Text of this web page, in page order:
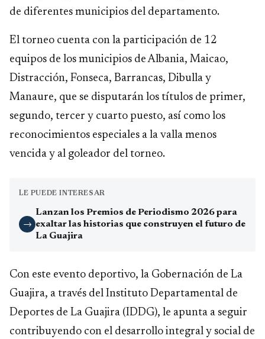
de diferentes municipios del departamento.
El torneo cuenta con la participación de 12
equipos de los municipios de Albania, Maicao,
Distracción, Fonseca, Barrancas, Dibulla y
Manaure, que se disputarán los títulos de primer,
segundo, tercer y cuarto puesto, así como los
reconocimientos especiales a la valla menos
vencida y al goleador del torneo.
LE PUEDE INTERESAR
→
Lanzan los Premios de Periodismo 2026 para
exaltar las historias que construyen el futuro de
La Guajira
Con este evento deportivo, la Gobernación de La
Guajira, a través del Instituto Departamental de
Deportes de La Guajira (IDDG), le apunta a seguir
contribuyendo con el desarrollo integral y social de